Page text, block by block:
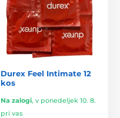
Durex Feel Intimate 12
kos
Na zalogi, v ponedeljek 10. 8.
pri vas